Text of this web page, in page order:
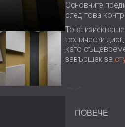
Основните
след това
Това
технически
като
завършек за
ПОВЕЧЕ